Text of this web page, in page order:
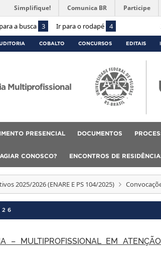
a busca 3 Ir para o rodapé 4
Simplifique! Comunica BR Participe
COBALTO CONCURSOS EDITAIS
Multiprofissional
PRESENCIAL DOCUMENTOS
CONOSCO? ENCONTROS DE
2025/2026 (ENARE E PS 104/2025)
– MULTIPROFISSIONAL EM